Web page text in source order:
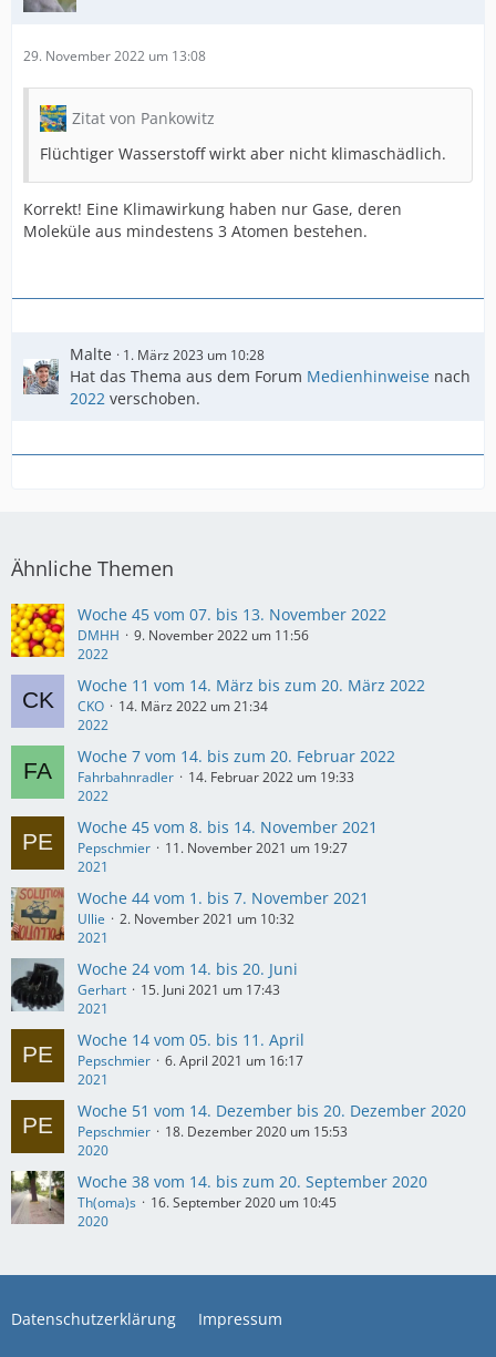
29. November 2022 um 13:08
Zitat von Pankowitz
Flüchtiger Wasserstoff wirkt aber nicht klimaschädlich.
Korrekt! Eine Klimawirkung haben nur Gase, deren
Moleküle aus mindestens 3 Atomen bestehen.
Malte 1. März 2023 um 10:28
Hat das Thema aus dem Forum Medienhinweise nach
2022 verschoben.
Ähnliche Themen
Woche 45 vom 07. bis 13. November 2022
DMHH
9. November 2022 um 11:56
2022
Woche 11 vom 14. März bis zum 20. März 2022
CKO
14. März 2022 um 21:34
2022
Woche 7 vom 14. bis zum 20. Februar 2022
Fahrbahnradler
14. Februar 2022 um 19:33
2022
Woche 45 vom 8. bis 14. November 2021
Pepschmier
11. November 2021 um 19:27
2021
Woche 44 vom 1. bis 7. November 2021
Ullie
2. November 2021 um 10:32
2021
Woche 24 vom 14. bis 20. Juni
Gerhart
15. Juni 2021 um 17:43
2021
Woche 14 vom 05. bis 11. April
Pepschmier
6. April 2021 um 16:17
2021
Woche 51 vom 14. Dezember bis 20. Dezember 2020
Pepschmier
18. Dezember 2020 um 15:53
2020
Woche 38 vom 14. bis zum 20. September 2020
Th(oma)s
16. September 2020 um 10:45
2020
Datenschutzerklärung Impressum